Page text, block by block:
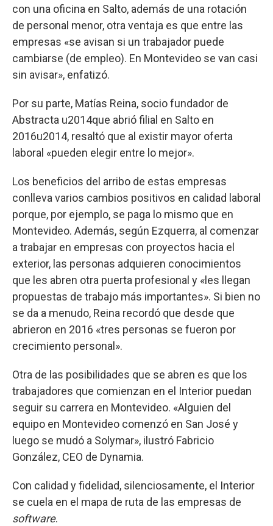
con una oficina en Salto, además de una rotación
de personal menor, otra ventaja es que entre las
empresas «se avisan si un trabajador puede
cambiarse (de empleo). En Montevideo se van casi
sin avisar», enfatizó.
Por su parte, Matías Reina, socio fundador de
Abstracta u2014que abrió filial en Salto en
2016u2014, resaltó que al existir mayor oferta
laboral «pueden elegir entre lo mejor».
Los beneficios del arribo de estas empresas
conlleva varios cambios positivos en calidad laboral
porque, por ejemplo, se paga lo mismo que en
Montevideo. Además, según Ezquerra, al comenzar
a trabajar en empresas con proyectos hacia el
exterior, las personas adquieren conocimientos
que les abren otra puerta profesional y «les llegan
propuestas de trabajo más importantes». Si bien no
se da a menudo, Reina recordó que desde que
abrieron en 2016 «tres personas se fueron por
crecimiento personal».
Otra de las posibilidades que se abren es que los
trabajadores que comienzan en el Interior puedan
seguir su carrera en Montevideo. «Alguien del
equipo en Montevideo comenzó en San José y
luego se mudó a Solymar», ilustró Fabricio
González, CEO de Dynamia.
Con calidad y fidelidad, silenciosamente, el Interior
se cuela en el mapa de ruta de las empresas de
software.